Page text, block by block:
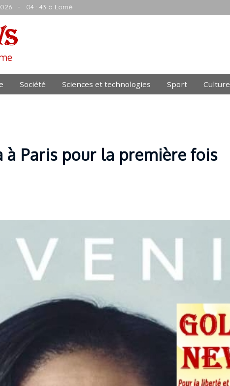
- 04 : 43 à Lomé
Société Sciences et technologies Sport Culture
à Paris pour la première fois